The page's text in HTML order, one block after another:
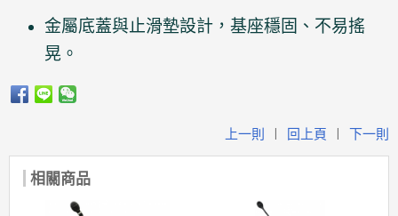
金屬底蓋與止滑墊設計，基座穩固、不易搖
晃。
上一則 | 回上頁 | 下一則
相關商品